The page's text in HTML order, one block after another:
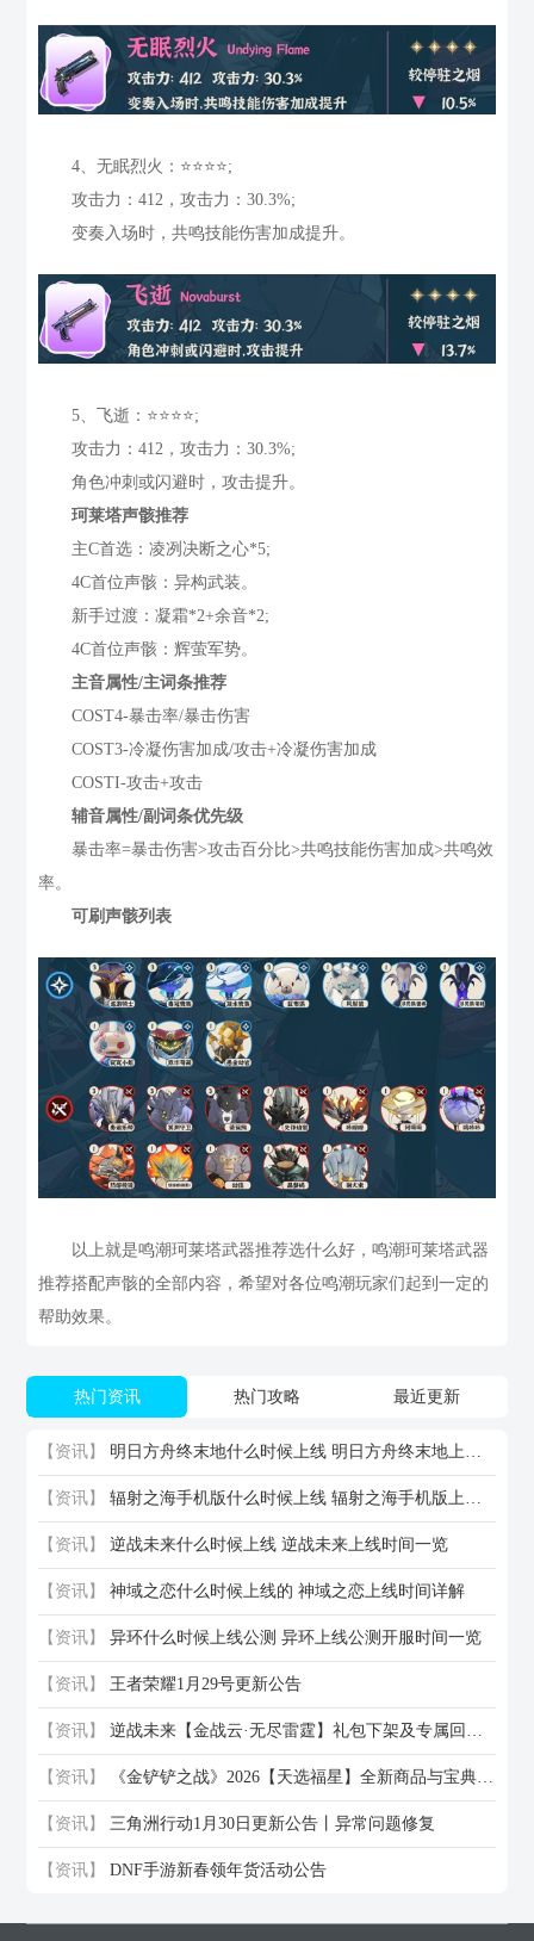
4、无眠烈火：⭐⭐⭐⭐;
攻击力：412，攻击力：30.3%;
变奏入场时，共鸣技能伤害加成提升。
5、飞逝：⭐⭐⭐⭐;
攻击力：412，攻击力：30.3%;
角色冲刺或闪避时，攻击提升。
珂莱塔声骸推荐
主C首选：凌冽决断之心*5;
4C首位声骸：异构武装。
新手过渡：凝霜*2+余音*2;
4C首位声骸：辉萤军势。
主音属性/主词条推荐
COST4-暴击率/暴击伤害
COST3-冷凝伤害加成/攻击+冷凝伤害加成
COSTI-攻击+攻击
辅音属性/副词条优先级
暴击率=暴击伤害>攻击百分比>共鸣技能伤害加成>共鸣效
率。
可刷声骸列表
以上就是鸣潮珂莱塔武器推荐选什么好，鸣潮珂莱塔武器
推荐搭配声骸的全部内容，希望对各位鸣潮玩家们起到一定的
帮助效果。
热门资讯 热门攻略 最近更新
【资讯】 明日方舟终末地什么时候上线 明日方舟终末地上线时间一览
【资讯】 辐射之海手机版什么时候上线 辐射之海手机版上线时间一览
【资讯】 逆战未来什么时候上线 逆战未来上线时间一览
【资讯】 神域之恋什么时候上线的 神域之恋上线时间详解
【资讯】 异环什么时候上线公测 异环上线公测开服时间一览
【资讯】 王者荣耀1月29号更新公告
【资讯】 逆战未来【金战云·无尽雷霆】礼包下架及专属回馈活动说明
【资讯】 《金铲铲之战》2026【天选福星】全新商品与宝典内容
【资讯】 三角洲行动1月30日更新公告丨异常问题修复
【资讯】 DNF手游新春领年货活动公告